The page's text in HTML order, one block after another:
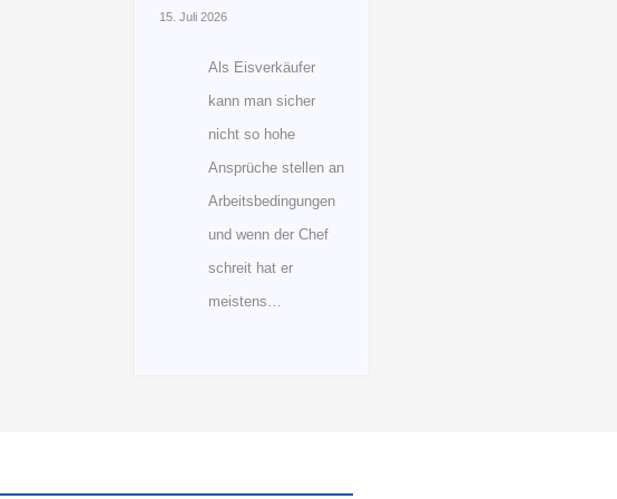
15. Juli 2026
Als Eisverkäufer
kann man sicher
nicht so hohe
Ansprüche stellen an
Arbeitsbedingungen
und wenn der Chef
schreit hat er
meistens…